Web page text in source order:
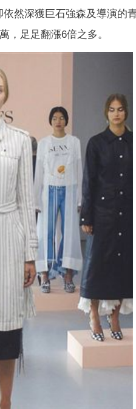
然深獲巨石強森及導演的
，足足翻漲6倍之多。